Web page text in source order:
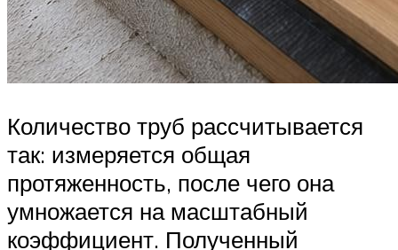
Количество труб рассчитывается
так: измеряется общая
протяженность, после чего она
умножается на масштабный
коэффициент. Полученный